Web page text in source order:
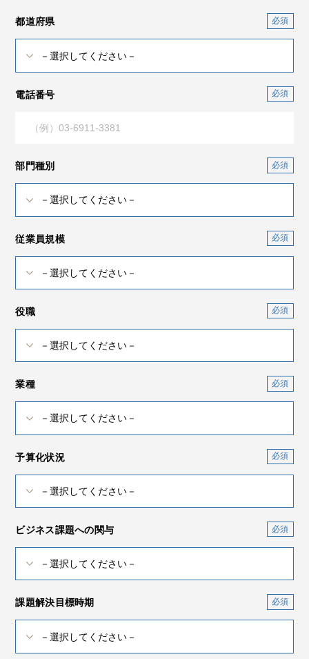
都道府県
電話番号
部門種別
従業員規模
役職
業種
予算化状況
ビジネス課題への関与
課題解決目標時期